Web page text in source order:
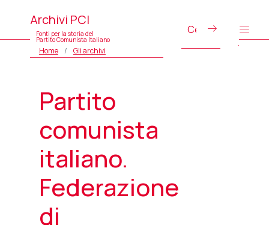
Archivi PCI
Fonti per la storia del
Partito Comunista Italiano
Home Gli archivi
Partito
comunista
italiano.
Federazione
di